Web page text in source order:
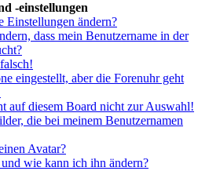
-einstellungen
Einstellungen ändern?
dass mein Benutzername in der
eingestellt, aber die Forenuhr geht
auf diesem Board nicht zur Auswahl!
die bei meinem Benutzernamen
Avatar?
wie kann ich ihn ändern?